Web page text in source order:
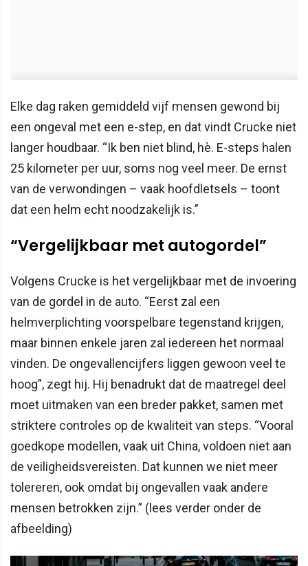
Elke dag raken gemiddeld vijf mensen gewond bij
een ongeval met een e-step, en dat vindt Crucke niet
langer houdbaar. “Ik ben niet blind, hè. E-steps halen
25 kilometer per uur, soms nog veel meer. De ernst
van de verwondingen – vaak hoofdletsels – toont
dat een helm echt noodzakelijk is.”
“Vergelijkbaar met autogordel”
Volgens Crucke is het vergelijkbaar met de invoering
van de gordel in de auto. “Eerst zal een
helmverplichting voorspelbare tegenstand krijgen,
maar binnen enkele jaren zal iedereen het normaal
vinden. De ongevallencijfers liggen gewoon veel te
hoog”, zegt hij. Hij benadrukt dat de maatregel deel
moet uitmaken van een breder pakket, samen met
striktere controles op de kwaliteit van steps. “Vooral
goedkope modellen, vaak uit China, voldoen niet aan
de veiligheidsvereisten. Dat kunnen we niet meer
tolereren, ook omdat bij ongevallen vaak andere
mensen betrokken zijn.” (lees verder onder de
afbeelding)